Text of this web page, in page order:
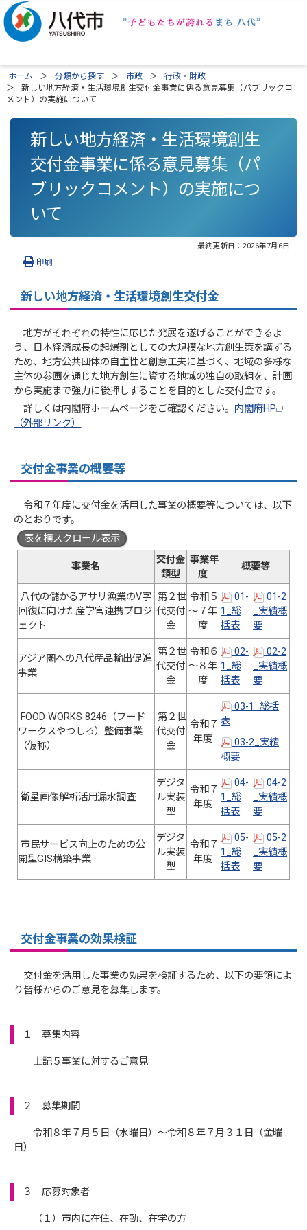
ホーム 分類から探す 市政
行政・財政
新しい地方経済・生活環境創生交付金事業に係る意見募集（パブリックコ
メント）の実施について
新しい地方経済・生活環境創生
交付金事業に係る意見募集（パ
ブリックコメント）の実施につ
いて
最終更新日： 2026年7月6日
印刷
新しい地方経済・生活環境創生交付金
地方がそれぞれの特性に応じた発展を遂げることができるよ
う、日本経済成長の起爆剤としての大規模な地方創生策を講ずる
ため、地方公共団体の自主性と創意工夫に基づく、地域の多様な
主体の参画を通じた地方創生に資する地域の独自の取組を、計画
から実施まで強力に後押しすることを目的とした交付金です。
詳しくは内閣府ホームページをご確認ください。 内閣府HP
（外部リンク）
交付金事業の概要等
令和７年度に交付金を活用した事業の概要等については、以下
のとおりです。
表を横スクロール表示
事業名
交付金
類型
事業年
度
概要等
八代の儲かるアサリ漁業のV字
回復に向けた産学官連携プロジ
ェクト
第２世
代交付
金
令和５
～７年
度
01-
1_総
括表
01-2
_実績概
要
アジア圏への八代産品輸出促進
事業
第２世
代交付
金
令和６
～８年
度
02-
1_総
括表
02-2
_実績概
要
FOOD WORKS 8246（フード
ワークスやつしろ）整備事業
（仮称）
第２世
代交付
金
令和７
年度
03-1_総括
表
03-2_実績
概要
衛星画像解析活用漏水調査
デジタ
ル実装
型
令和７
年度
04-
1_総
括表
04-2
_実績概
要
市民サービス向上のための公
開型GIS構築事業
デジタ
ル実装
型
令和７
年度
05-
1_総
括表
05-2
_実績概
要
交付金事業の効果検証
交付金を活用した事業の効果を検証するため、以下の要領によ
り皆様からのご意見を募集します。
１ 募集内容
上記５事業に対するご意見
２ 募集期間
令和８年７月５日（水曜日）～令和８年７月３１日（金曜
日）
３ 応募対象者
（１）市内に在住、在勤、在学の方